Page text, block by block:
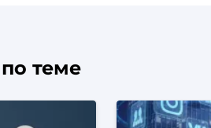
теме